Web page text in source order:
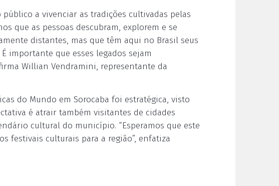
a vivenciar as tradições cultivadas pelas
que as pessoas descubram, explorem e se
distantes, mas que têm aqui no Brasil seus
importante que esses legados sejam
Willian Vendramini, representante da
do Mundo em Sorocaba foi estratégica, visto
é atrair também visitantes de cidades
cultural do município. “Esperamos que este
festivais culturais para a região”, enfatiza